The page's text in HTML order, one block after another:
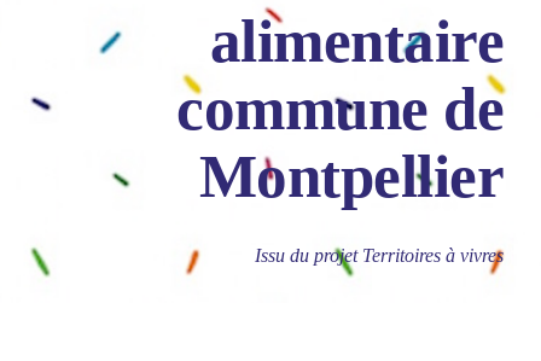
alimentaire
commune de
Montpellier
Issu du projet Territoires à vivres